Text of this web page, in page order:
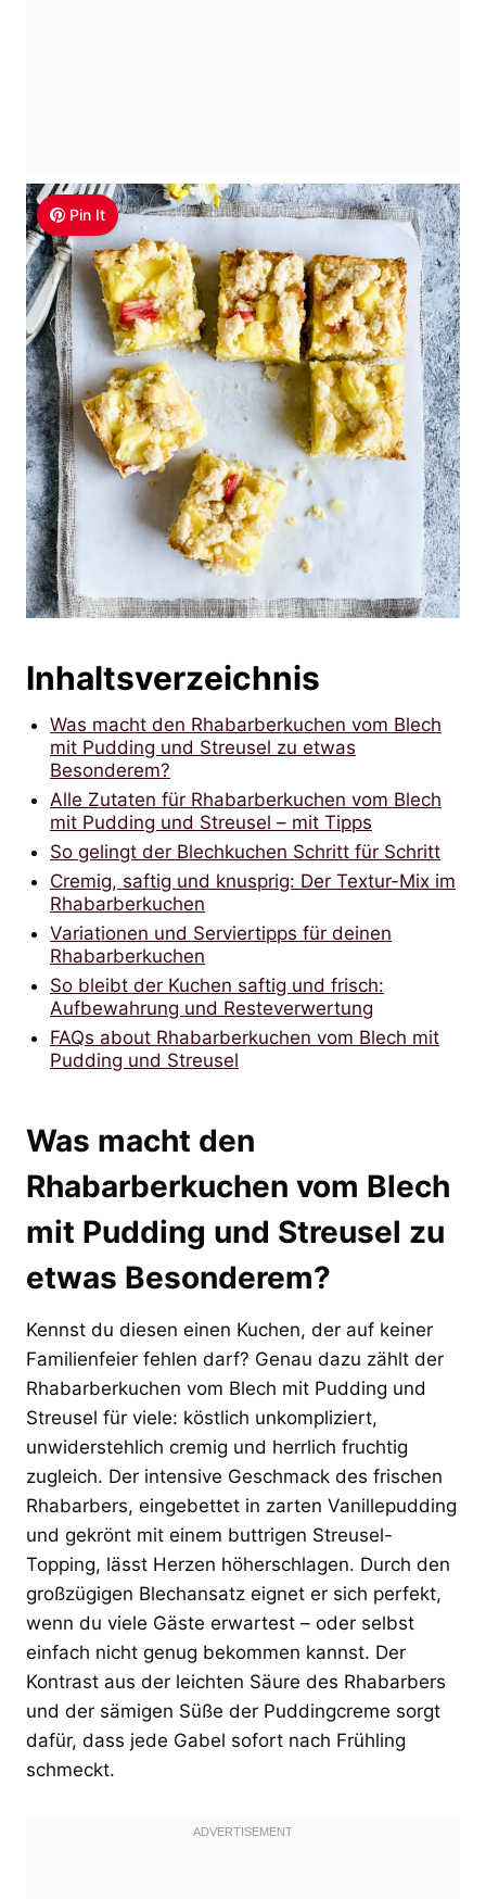
Pin It
Inhaltsverzeichnis
Was macht den Rhabarberkuchen vom Blech
mit Pudding und Streusel zu etwas
Besonderem?
Alle Zutaten für Rhabarberkuchen vom Blech
mit Pudding und Streusel – mit Tipps
So gelingt der Blechkuchen Schritt für Schritt
Cremig, saftig und knusprig: Der Textur-Mix im
Rhabarberkuchen
Variationen und Serviertipps für deinen
Rhabarberkuchen
So bleibt der Kuchen saftig und frisch:
Aufbewahrung und Resteverwertung
FAQs about Rhabarberkuchen vom Blech mit
Pudding und Streusel
Was macht den
Rhabarberkuchen vom Blech
mit Pudding und Streusel zu
etwas Besonderem?
Kennst du diesen einen Kuchen, der auf keiner
Familienfeier fehlen darf? Genau dazu zählt der
Rhabarberkuchen vom Blech mit Pudding und
Streusel für viele: köstlich unkompliziert,
unwiderstehlich cremig und herrlich fruchtig
zugleich. Der intensive Geschmack des frischen
Rhabarbers, eingebettet in zarten Vanillepudding
und gekrönt mit einem buttrigen Streusel-
Topping, lässt Herzen höherschlagen. Durch den
großzügigen Blechansatz eignet er sich perfekt,
wenn du viele Gäste erwartest – oder selbst
einfach nicht genug bekommen kannst. Der
Kontrast aus der leichten Säure des Rhabarbers
und der sämigen Süße der Puddingcreme sorgt
dafür, dass jede Gabel sofort nach Frühling
schmeckt.